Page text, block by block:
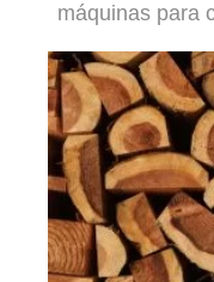
máquinas para